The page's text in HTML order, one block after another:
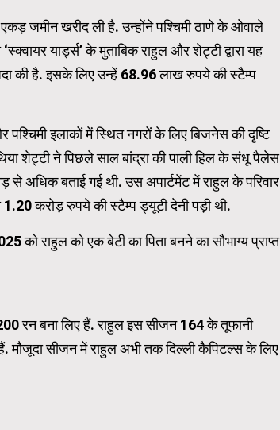
जमीन खरीद ली है. उन्होंने पश्चिमी ठाणे के ओवाले
यार्ड्स’ के मुताबिक राहुल और शेट्टी द्वारा यह
की है. इसके लिए उन्हें 68.96 लाख रुपये की स्टैम्प
इलाकों में स्थित नगरों के लिए बिजनेस की दृष्टि
शेट्टी ने पिछले साल बांद्रा की पाली हिल के संधू पैलेस
से अधिक बताई गई थी. उस अपार्टमेंट में राहुल के परिवार
करोड़ रुपये की स्टैम्प ड्यूटी देनी पड़ी थी.
को राहुल को एक बेटी का पिता बनने का सौभाग्य प्राप्त
रन बना लिए हैं. राहुल इस सीजन 164 के तूफानी
मौजूदा सीजन में राहुल अभी तक दिल्ली कैपिटल्स के लिए
Trial Version